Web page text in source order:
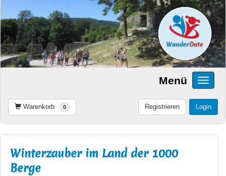
Menü
Warenkorb 0 Login
Registrieren
Winterzauber im Land der 1000
Berge